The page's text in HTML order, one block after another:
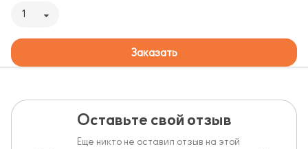
1
Заказать
Оставьте свой отзыв
Еще никто не оставил отзыв на этой